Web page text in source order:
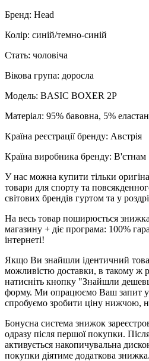
Бренд: Head
Колір: синій/темно-синій
Стать: чоловіча
Вікова група: доросла
Модель: BASIC BOXER 2P
Матеріал: 95% бавовна, 5% еластан
Країна реєстрації бренду: Австрія
Країна виробника бренду: В'єтнам
У нас можна купити тільки
товари для спорту та
світових брендів гуртом та у
На весь товар поширюється
магазину + діє програма: 100%
інтернеті!
Якщо Ви знайшли ідентичний
можливістю доставки, в такому ж
натисніть кнопку "Знайшли
форму. Ми опрацюємо Ваш запит у
спробуємо зробити ціну нижчою,
Бонусна система знижок
одразу після першої покупки.
активується накопичувальна
покупки діятиме додаткова знижка.